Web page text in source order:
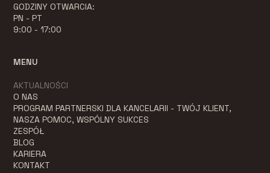
GODZINY OTWARCIA:
PN - PT
9:00 - 17:00
MENU
AKTUALNOŚCI
O NAS
PROGRAM PARTNERSKI DLA KANCELARII - TWÓJ KLIENT,
NASZA POMOC, WSPÓLNY SUKCES
ZESPÓŁ
BLOG
KARIERA
KONTAKT